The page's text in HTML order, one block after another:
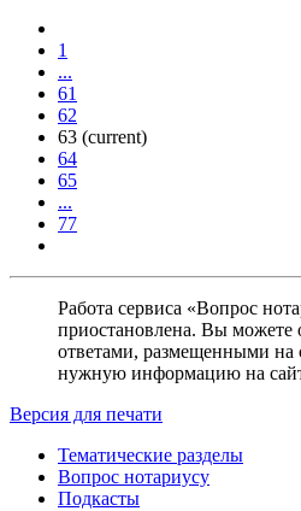
1
...
61
62
63 (current)
64
65
...
77
Работа сервиса «Вопрос
приостановлена. Вы можете
ответами, размещенными на
нужную информацию на
Версия для печати
Тематические разделы
Вопрос нотариусу
Подкасты